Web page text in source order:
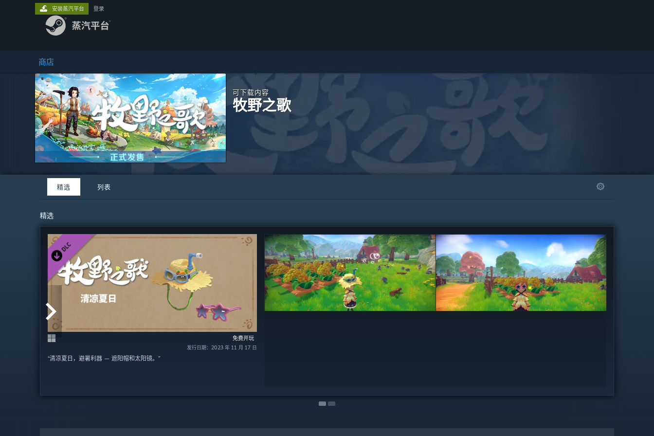
商店
关于
客服
安装蒸汽平台 登录
可下载内容
牧野之歌
精选 列表
精选
免费开玩
发行日期：2023 年 11 月 17 日
“清凉夏日，避暑利器 — 遮阳帽和太阳镜。”
¥ 22.00
发行日期：2024 年 8 月 9 日